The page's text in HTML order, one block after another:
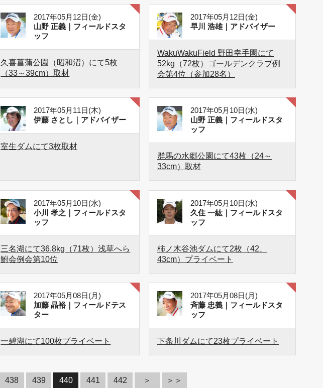
2017年05月12日(金)
山野 正義｜フィールドスタ
ッフ
久喜菖蒲公園（昭和沼）にて5枚
（33～39cm）取材
2017年05月12日(金)
早川 浩雄｜アドバイザー
WakuWakuField 野田幸手園にて
52kg（72枚）ゴールデンクラブ例
会第4位（参加28名）
2017年05月11日(木)
伊藤 さとし｜アドバイザー
室生ダムにて3枚取材
2017年05月10日(水)
山野 正義｜フィールドスタ
ッフ
群馬の水郷公園にて43枚（24～
33cm）取材
2017年05月10日(水)
小川 孝之｜フィールドスタ
ッフ
三名湖にて36.8kg（71枚）浅草へら
鮒会例会第10位
2017年05月10日(水)
久住 一紘｜フィールドスタ
ッフ
柿ノ木谷池ダムにて2枚（42、
43cm）プライベート
2017年05月08日(月)
加藤 晶裕｜フィールドテス
ター
一碧湖にて100枚プライベート
2017年05月08日(月)
斉藤 忠義｜フィールドスタ
ッフ
下条川ダムにて23枚プライベート
438 439 440 441 442 ＞ ＞＞